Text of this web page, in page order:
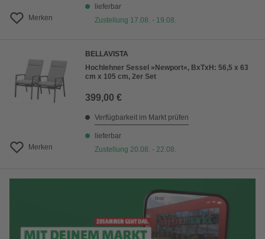
Merken
lieferbar
Zustellung 17.08. - 19.08.
Merken
BELLAVISTA
Hochlehner Sessel »Newport«, BxTxH: 56,5 x 63
cm x 105 cm, 2er Set
399,00 €
Verfügbarkeit im Markt prüfen
lieferbar
Zustellung 20.08. - 22.08.